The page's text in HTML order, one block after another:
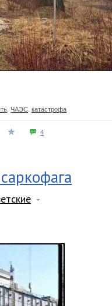
ЧАЭС катастрофа
4